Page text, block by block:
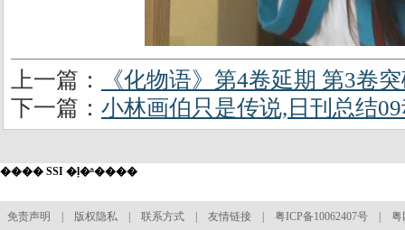
上一篇：
《化物语》第4卷延期 第3卷
下一篇： 小林画伯只是传说,日刊总结
���� SSI �ļ�ʱ����
免责声明 版权隐私 联系方式 友情链接 粤ICP备10062407号 | 粤